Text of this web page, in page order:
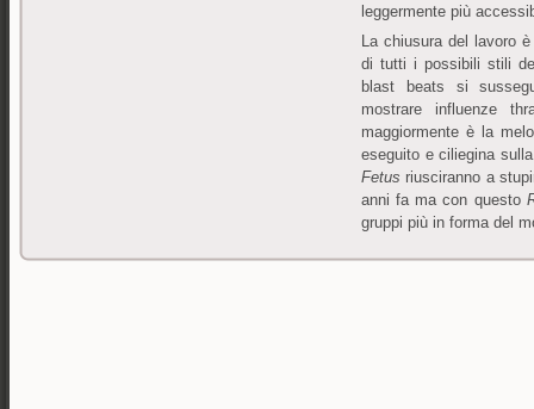
leggermente più
La chiusura del lavoro
di tutti i possibili stili
blast beats si
mostrare influenze
maggiormente è la
eseguito e ciliegina
Fetus riusciranno a
anni fa ma con questo
gruppi più in forma del